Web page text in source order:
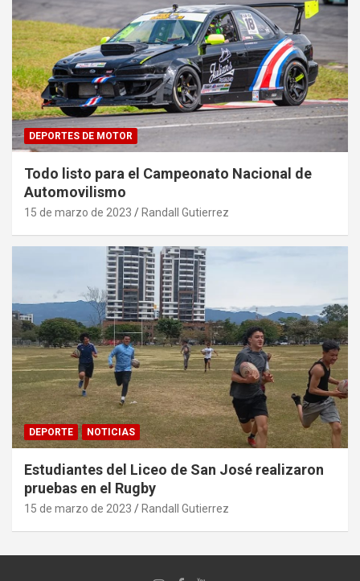
DEPORTES DE MOTOR
Todo listo para el Campeonato Nacional de
Automovilismo
15 de marzo de 2023 Randall Gutierrez
DEPORTE NOTICIAS
Estudiantes del Liceo de San José realizaron
pruebas en el Rugby
15 de marzo de 2023 Randall Gutierrez